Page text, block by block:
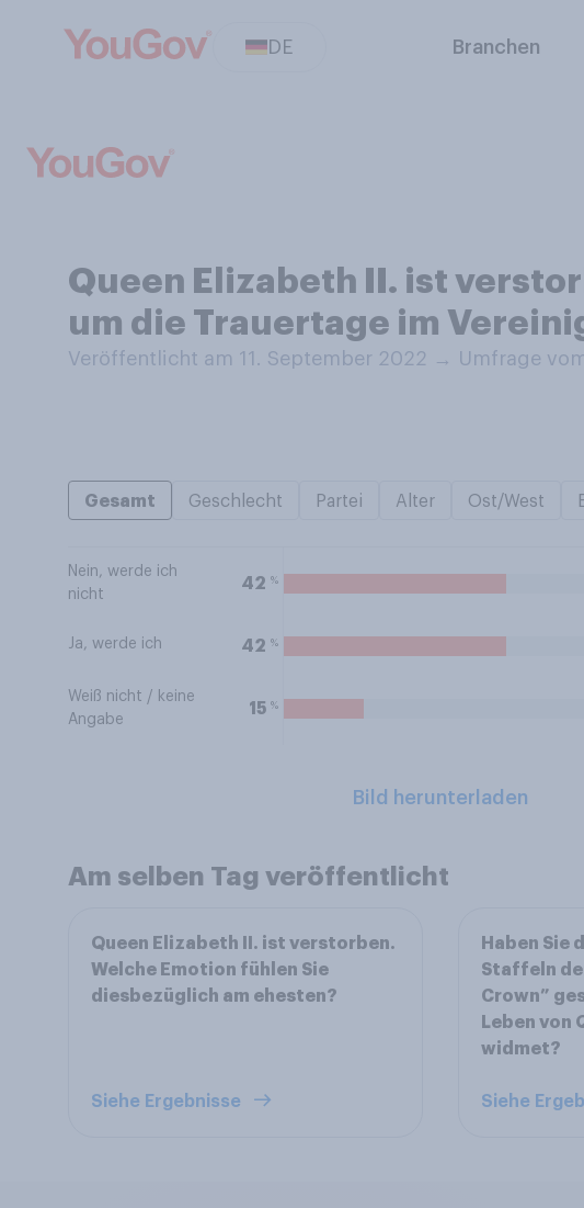
DE Branchen
Queen Elizabeth II. ist
um die Trauertage im
Veröffentlicht am 11. September 2022 → Umfrage
Gesamt Geschlecht Partei Alter Ost/West
Nein, werde ich
nicht
42 %
Ja, werde ich 42 %
Weiß nicht / keine
Angabe
15 %
Bild herunterladen
Am selben Tag veröffentlicht
Queen Elizabeth II. ist verstorben.
Welche Emotion fühlen Sie
diesbezüglich am ehesten?
Siehe Ergebnisse
Haben Sie
Staffeln
Crown”
Leben von
widmet?
Siehe